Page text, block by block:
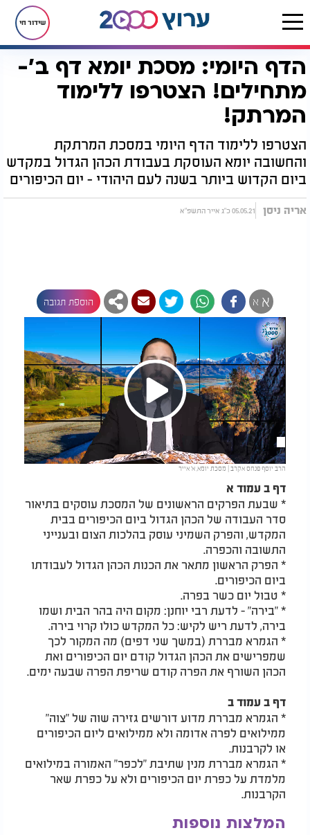
שידור חי
דף הבית הדף היומי מסכת יומא הדף היומי: מסכת יומא דף ב’- מתחילים! הצטרפו ללימוד המרתק!
הדף היומי: מסכת יומא דף ב’-
מתחילים! הצטרפו ללימוד
המרתק!
הצטרפו ללימוד הדף היומי במסכת המרתקת
והחשובה יומא העוסקת בעבודת הכהן הגדול במקדש
ביום הקדוש ביותר בשנה לעם היהודי - יום הכיפורים
אריה ניסן 05.05.21 כ"ג אייר התשפ"א
א א הוספת תגובה
Play
Video
הרב יוסף פנחס אקרב | מסכת יומא, א’ אייר
דף ב עמוד א
* שבעת הפרקים הראשונים של המסכת עוסקים בתיאור
סדר העבודה של הכהן הגדול ביום הכיפורים בבית
המקדש, והפרק השמיני עוסק בהלכות הצום ובענייני
התשובה והכפרה.
* הפרק הראשון מתאר את הכנות הכהן הגדול לעבודתו
ביום הכיפורים.
* טבול יום כשר בפרה.
* "בירה" - לדעת רבי יוחנן: מקום היה בהר הבית ושמו
בירה, לדעת ריש לקיש: כל המקדש כולו קרוי בירה.
* הגמרא מבררת (במשך שני דפים) מה המקור לכך
שמפרישים את הכהן הגדול קודם יום הכיפורים ואת
הכהן השורף את הפרה קודם שריפת הפרה שבעה ימים.
דף ב עמוד ב
* הגמרא מבררת מדוע דורשים גזירה שוה של "צוה"
ממילואים לפרה אדומה ולא ממילואים ליום הכיפורים
או לקרבנות.
* הגמרא מבררת מנין שתיבת "לכפר" האמורה במילואים
מלמדת על כפרת יום הכיפורים ולא על כפרת שאר
הקרבנות.
המלצות נוספות